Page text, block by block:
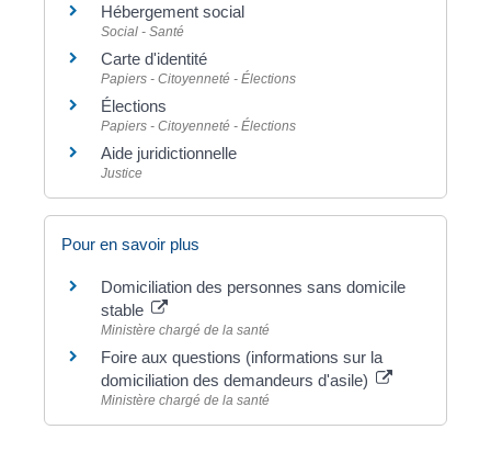
Hébergement social
Social - Santé
Carte d'identité
Papiers - Citoyenneté - Élections
Élections
Papiers - Citoyenneté - Élections
Aide juridictionnelle
Justice
Pour en savoir plus
Domiciliation des personnes sans domicile
stable
Ministère chargé de la santé
Foire aux questions (informations sur la
domiciliation des demandeurs d'asile)
Ministère chargé de la santé